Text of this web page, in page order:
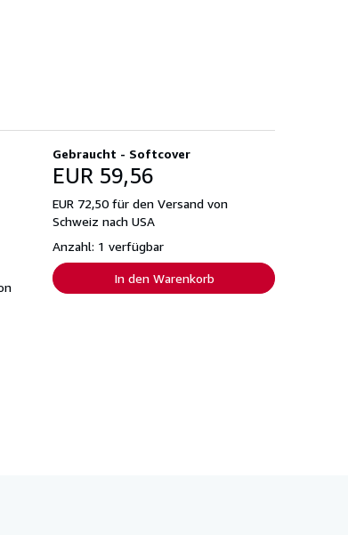
Gebraucht - Softcover
EUR 59,56
EUR 72,50 für den Versand von
Schweiz nach USA
Anzahl: 1 verfügbar
In den Warenkorb